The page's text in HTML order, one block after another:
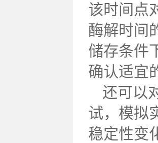
该时间点
酶解时间
储存条件
确认适宜
还可以
试，模拟
稳定性变